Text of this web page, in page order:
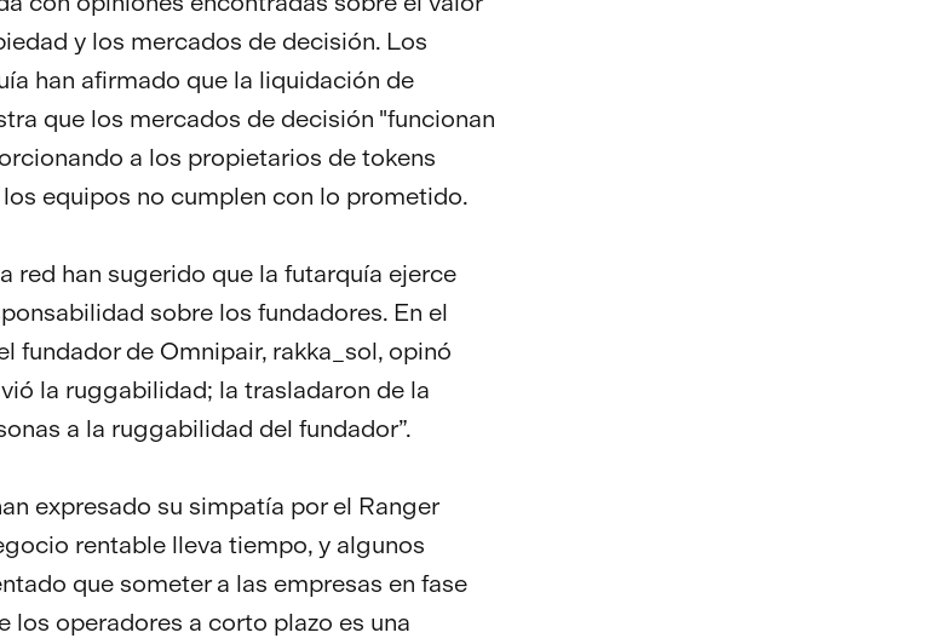
y los mercados de decisión. Los
han afirmado que la liquidación de
que los mercados de decisión "funcionan
a los propietarios de tokens
los equipos no cumplen con lo prometido.
red han sugerido que la futarquía ejerce
sobre los fundadores. En el
fundador de Omnipair, rakka_sol, opinó
la ruggabilidad; la trasladaron de la
a la ruggabilidad del fundador”.
expresado su simpatía por el Ranger
rentable lleva tiempo, y algunos
que someter a las empresas en fase
los operadores a corto plazo es una